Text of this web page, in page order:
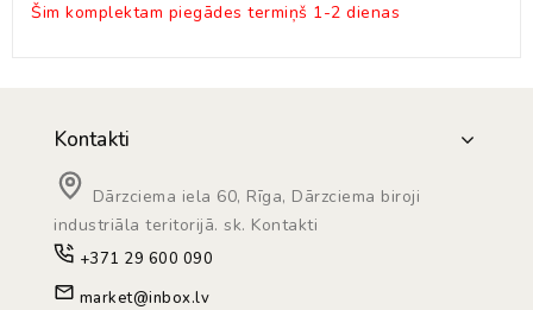
Šim komplektam piegādes termiņš 1-2 dienas
Kontakti
Dārzciema iela 60, Rīga, Dārzciema biroji
industriāla teritorijā. sk. Kontakti
+371 29 600 090
market@inbox.lv